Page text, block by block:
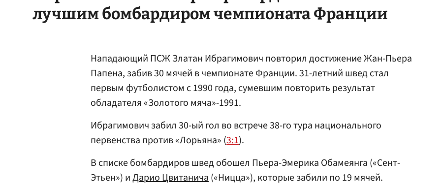
лучшим бомбардиром чемпионата Франции
Нападающий ПСЖ Златан Ибрагимович повторил достижение Жан-Пьера
Папена, забив 30 мячей в чемпионате Франции. 31-летний швед стал
первым футболистом с 1990 года, сумевшим повторить результат
обладателя «Золотого мяча»-1991.
Ибрагимович забил 30-ый гол во встрече 38-го тура национального
первенства против «Лорьяна» (3:1).
В списке бомбардиров швед обошел Пьера-Эмерика Обамеянга («Сент-
Этьен») иДарио Цвитанича(«Ницца»), которые забили по 19 мячей.